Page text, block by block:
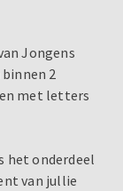
Jongens
2
met letters
het onderdeel
van jullie